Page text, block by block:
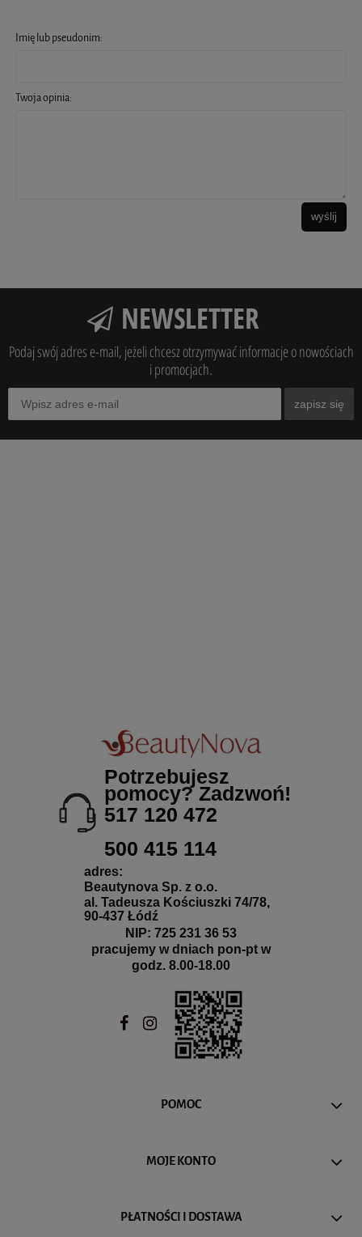
Imię lub pseudonim:
Twoja opinia:
wyślij
NEWSLETTER
Podaj swój adres e-mail, jeżeli chcesz otrzymywać informacje o nowościach
i promocjach.
zapisz się
Potrzebujesz
pomocy? Zadzwoń!
517 120 472
500 415 114
adres:
Beautynova Sp. z o.o.
al. Tadeusza Kościuszki 74/78,
90-437 Łódź
NIP: 725 231 36 53
pracujemy w dniach pon-pt w
godz. 8.00-18.00
POMOC
MOJE KONTO
PŁATNOŚCI I DOSTAWA